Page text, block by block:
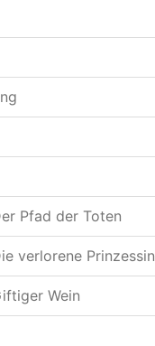
Pfad der Toten
verlorene Prinzessin
Wein